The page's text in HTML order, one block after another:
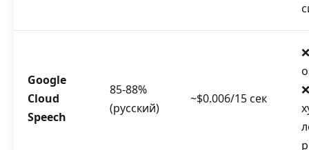
Google
Cloud
Speech
85-88%
(русский)
~$0.006/15 сек